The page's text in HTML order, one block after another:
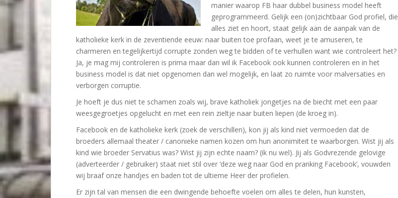
manier waarop FB haar dubbel business model heeft
geprogrammeerd. Gelijk een (on)zichtbaar God profiel, die
alles ziet en hoort, staat gelijk aan de aanpak van de
katholieke kerk in de zeventiende eeuw: naar buiten toe profaan, weet je te amuseren, te
charmeren en tegelijkertijd corrupte zonden weg te bidden of te verhullen want wie controleert het?
Ja, je mag mij controleren is prima maar dan wil ik Facebook ook kunnen controleren en in het
business model is dat niet opgenomen dan wel mogelijk, en laat zo ruimte voor malversaties en
verborgen corruptie.
Je hoeft je dus niet te schamen zoals wij, brave katholiek jongetjes na de biecht met een paar
weesgegroetjes opgelucht en met een rein zieltje naar buiten liepen (de kroeg in).
Facebook en de katholieke kerk (zoek de verschillen), kon jij als kind niet vermoeden dat de
broeders allemaal theater / canonieke namen kozen om hun anonimiteit te waarborgen. Wist jij als
kind wie broeder Servatius was? Wist jij zijn echte naam? (ik nu wel). Jij als Godvrezende gelovige
(adverteerder / gebruiker) staat niet stil over ‘deze weg naar God en pranking Facebook’, vouwden
wij braaf onze handjes en baden tot de ultieme Heer der profielen.
Er zijn tal van mensen die een dwingende behoefte voelen om alles te delen, hun kunsten,